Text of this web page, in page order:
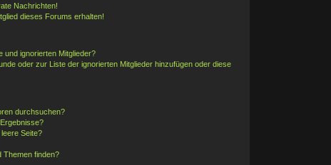
Nachrichten!
dieses Forums erhalten!
und ignorierten Mitglieder?
oder zur Liste der ignorierten Mitglieder hinzufügen oder diese
durchsuchen?
Seite?
Themen finden?